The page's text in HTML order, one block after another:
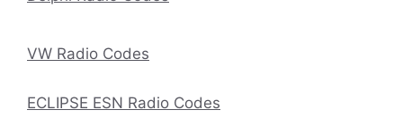
VW Radio Codes
ECLIPSE ESN Radio Codes